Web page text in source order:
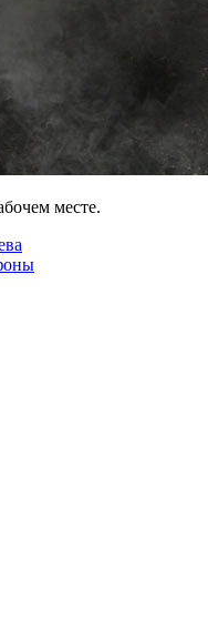
месте.